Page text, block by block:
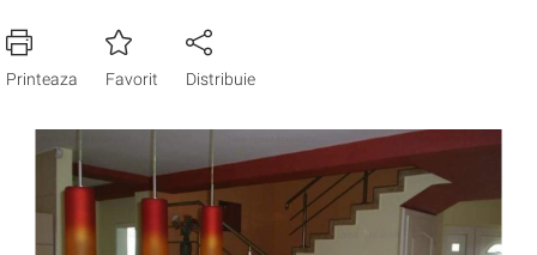
Printeaza Favorit Distribuie